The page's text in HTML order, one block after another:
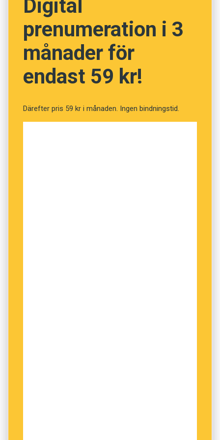
Digital
prenumeration i 3
månader för
endast 59 kr!
Därefter pris 59 kr i månaden. Ingen bindningstid.